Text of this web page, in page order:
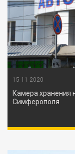
15-11-2020
Камера хранения
Симферополя